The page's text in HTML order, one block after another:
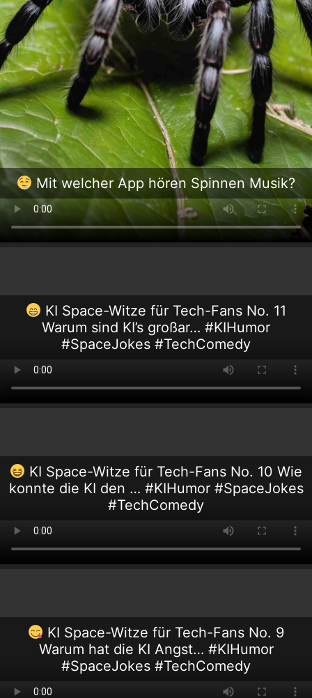
Mit welcher App hören Spinnen Musik?
KI Space-Witze für Tech-Fans No. 11
Warum sind KI’s großar… #KIHumor
#SpaceJokes #TechComedy
KI Space-Witze für Tech-Fans No. 10 Wie
konnte die KI den … #KIHumor #SpaceJokes
#TechComedy
KI Space-Witze für Tech-Fans No. 9
Warum hat die KI Angst… #KIHumor
#SpaceJokes #TechComedy